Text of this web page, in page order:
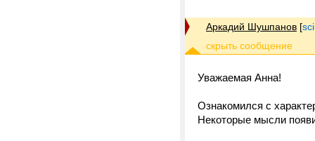
Аркадий Шушпанов [
Уважаемая Анна!
Ознакомился с
Некоторые мысли